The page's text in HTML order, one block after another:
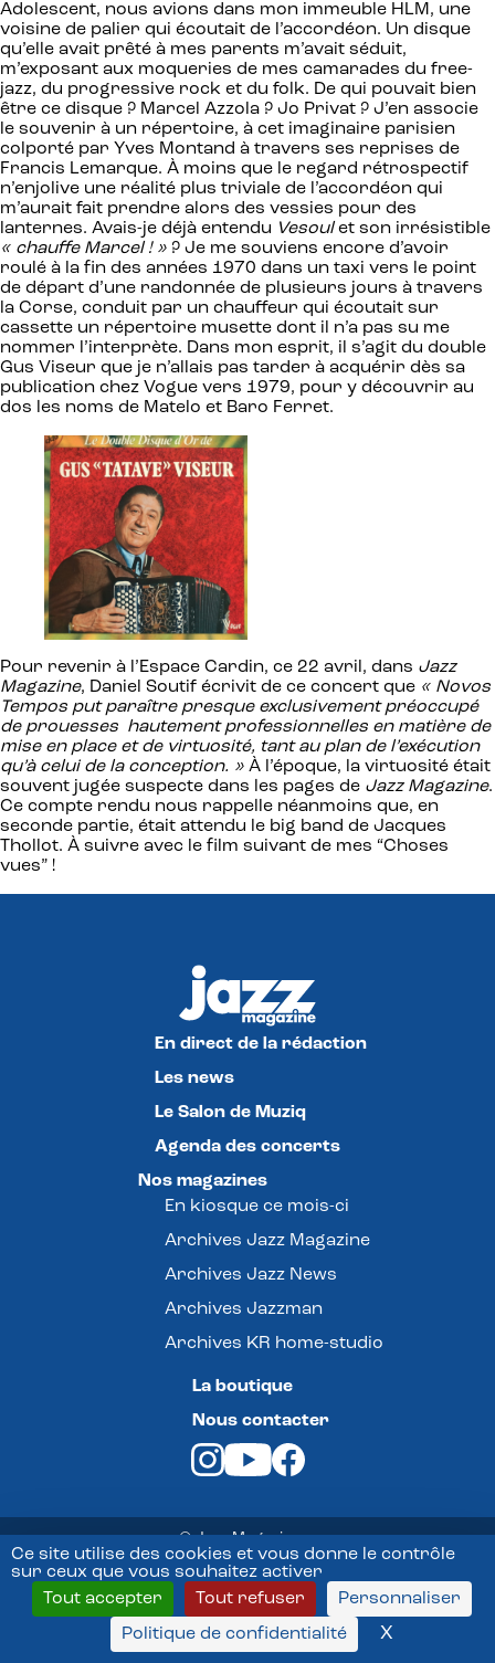
Ce site utilise des cookies et vous donne le contrôle
sur ceux que vous souhaitez activer
Tout accepter
Tout refuser
Personnaliser
Politique de confidentialité
X
Adolescent, nous avions dans mon immeuble HLM, une
voisine de palier qui écoutait de l’accordéon. Un disque
qu’elle avait prêté à mes parents m’avait séduit,
m’exposant aux moqueries de mes camarades du free-
jazz, du progressive rock et du folk. De qui pouvait bien
être ce disque ? Marcel Azzola ? Jo Privat ? J’en associe
le souvenir à un répertoire, à cet imaginaire parisien
colporté par Yves Montand à travers ses reprises de
Francis Lemarque. À moins que le regard rétrospectif
n’enjolive une réalité plus triviale de l’accordéon qui
m’aurait fait prendre alors des vessies pour des
lanternes. Avais-je déjà entendu Vesoulet son irrésistible
« chauffe Marcel ! » ? Je me souviens encore d’avoir
roulé à la fin des années 1970 dans un taxi vers le point
de départ d’une randonnée de plusieurs jours à travers
la Corse, conduit par un chauffeur qui écoutait sur
cassette un répertoire musette dont il n’a pas su me
nommer l’interprète. Dans mon esprit, il s’agit du double
Gus Viseur que je n’allais pas tarder à acquérir dès sa
publication chez Vogue vers 1979, pour y découvrir au
dos les noms de Matelo et Baro Ferret.
Pour revenir à l’Espace Cardin, ce 22 avril, dans Jazz
Magazine, Daniel Soutif écrivit de ce concert que « Novos
Tempos put paraître presque exclusivement préoccupé
de prouesses hautement professionnelles en matière de
mise en place et de virtuosité, tant au plan de l’exécution
qu’à celui de la conception. » À l’époque, la virtuosité était
souvent jugée suspecte dans les pages de Jazz Magazine.
Ce compte rendu nous rappelle néanmoins que, en
seconde partie, était attendu le big band de Jacques
Thollot. À suivre avec le film suivant de mes “Choses
vues” !
En direct de la rédaction
Les news
Le Salon de Muziq
Agenda des concerts
Nos magazines
En kiosque ce mois-ci
Archives Jazz Magazine
Archives Jazz News
Archives Jazzman
Archives KR home-studio
La boutique
Nous contacter
© Jazz Magazine -
Mentions légales
Conditions Générales de vente
Politique de confidentialité